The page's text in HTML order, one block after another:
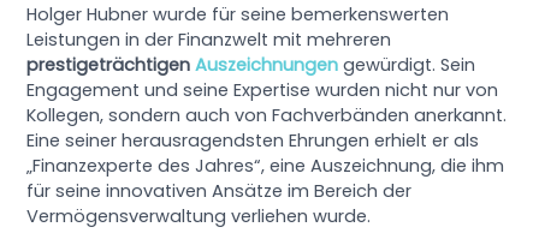
Holger Hubner wurde für seine bemerkenswerten
Leistungen in der Finanzwelt mit mehreren
prestigeträchtigenAuszeichnungen gewürdigt. Sein
Engagement und seine Expertise wurden nicht nur von
Kollegen, sondern auch von Fachverbänden anerkannt.
Eine seiner herausragendsten Ehrungen erhielt er als
„Finanzexperte des Jahres“, eine Auszeichnung, die ihm
für seine innovativen Ansätze im Bereich der
Vermögensverwaltung verliehen wurde.